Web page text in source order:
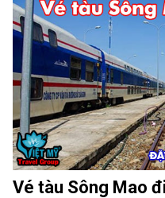
Vé tàu Sông Mao